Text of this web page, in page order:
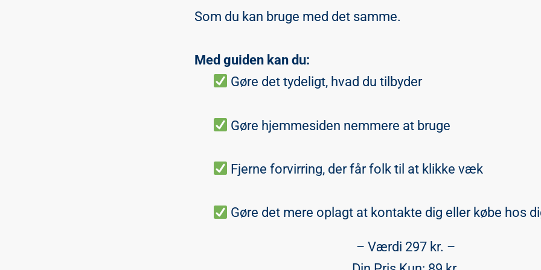
Som du kan bruge med det samme.
Med guiden kan du:
Gøre det tydeligt, hvad du tilbyder
Gøre hjemmesiden nemmere at bruge
Fjerne forvirring, der får folk til at klikke væk
Gøre det mere oplagt at kontakte dig eller købe hos
– Værdi 297 kr. –